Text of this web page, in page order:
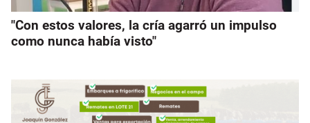
"Con estos valores, la cría agarró un impulso
como nunca había visto"